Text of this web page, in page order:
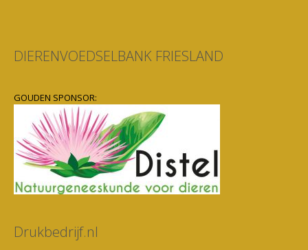
DIERENVOEDSELBANK FRIESLAND
GOUDEN SPONSOR:
Drukbedrijf.nl